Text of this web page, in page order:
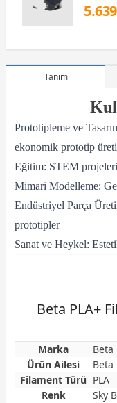
Tanım
Prototipleme ve
ekonomik prototip
Eğitim: STEM
Mimari Modelleme:
Endüstriyel Parça
prototipler
Sanat ve Heykel:
Beta PLA+
Marka
Beta
Ürün Ailesi
Beta
Filament Türü PLA
Renk
Sky